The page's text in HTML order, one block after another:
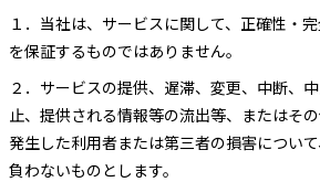
１． 当社は、サービスに関して、正確性・
を保証するものではありません。
２． サービスの提供、遅滞、変更、中断、
止、提供される情報等の流出等、またはそ
発生した利用者または第三者の損害につい
負わないものとします。